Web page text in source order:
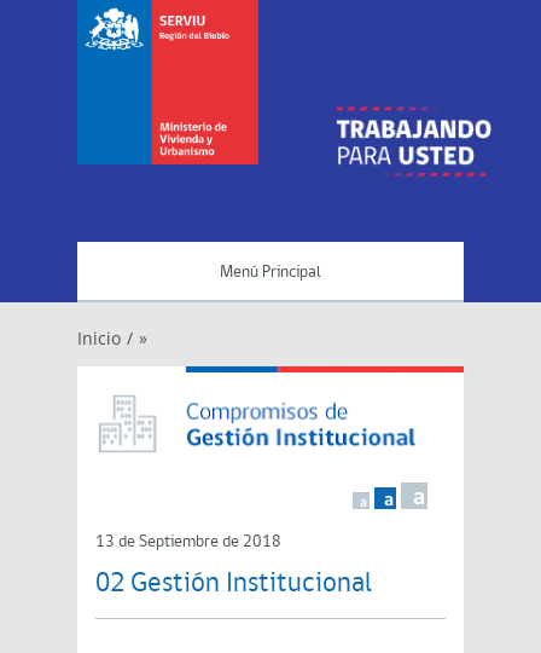
Menú Principal
Inicio / »
a a a
13 de Septiembre de 2018
02 Gestión Institucional